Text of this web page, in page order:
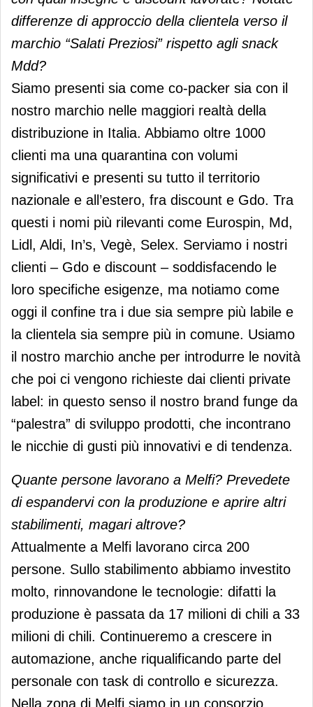
differenze di approccio della clientela verso il
marchio “Salati Preziosi” rispetto agli snack
Mdd?
Siamo presenti sia come co-packer sia con il
nostro marchio nelle maggiori realtà della
distribuzione in Italia. Abbiamo oltre 1000
clienti ma una quarantina con volumi
significativi e presenti su tutto il territorio
nazionale e all’estero, fra discount e Gdo. Tra
questi i nomi più rilevanti come Eurospin, Md,
Lidl, Aldi, In’s, Vegè, Selex. Serviamo i nostri
clienti – Gdo e discount – soddisfacendo le
loro specifiche esigenze, ma notiamo come
oggi il confine tra i due sia sempre più labile e
la clientela sia sempre più in comune. Usiamo
il nostro marchio anche per introdurre le novità
che poi ci vengono richieste dai clienti private
label: in questo senso il nostro brand funge da
“palestra” di sviluppo prodotti, che incontrano
le nicchie di gusti più innovativi e di tendenza.
Quante persone lavorano a Melfi? Prevedete
di espandervi con la produzione e aprire altri
stabilimenti, magari altrove?
Attualmente a Melfi lavorano circa 200
persone. Sullo stabilimento abbiamo investito
molto, rinnovandone le tecnologie: difatti la
produzione è passata da 17 milioni di chili a 33
milioni di chili. Continueremo a crescere in
automazione, anche riqualificando parte del
personale con task di controllo e sicurezza.
Nella zona di Melfi siamo in un consorzio